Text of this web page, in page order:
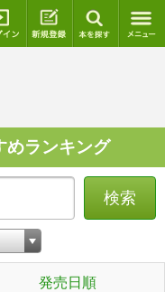
ログイン 新規登録
めランキング
検索
発売日順